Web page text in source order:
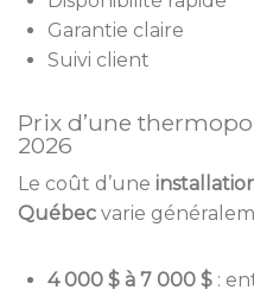
Garantie claire
Suivi client
Prix d’une
2026
Le coût d’une
Québec varie
4 000 $ à 7 000 $ :